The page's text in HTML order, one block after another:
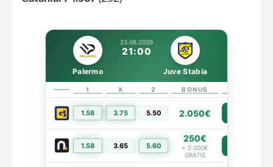
23.08.2026
21:00
Palermo Juve Stabia
1 X 2 BONUS
1.58 3.75 5.50 2.050€
1.58 3.65 5.60
250€
+ 2.000€
GRATIS